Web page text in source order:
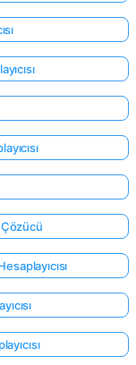
Çözücü